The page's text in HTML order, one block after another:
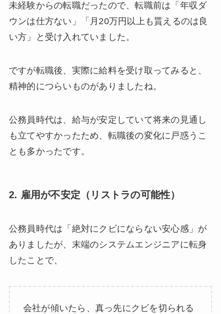
未経験からの転職だったので、転職前は「年収ダ
ウンは仕方ない」「月20万円以上も貰えるのは良
い方」と受け入れていました。
ですが転職後、実際に給料を受け取ってみると、
精神的につらいものがありましたね。
公務員時代は、給与が安定していて将来の見通し
も立てやすかったため、転職後の変化に戸惑うこ
とも多かったです。
2. 雇用が不安定（リストラの可能性）
公務員時代は「絶対にクビにならない安心感」が
ありましたが、末端のシステムエンジニアに転身
したことで、
会社が傾いたら、真っ先にクビを切られる